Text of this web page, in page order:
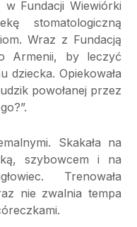
Fundacji Wiewiórki
stomatologiczną
Wraz z Fundacją
Armenii, by leczyć
dziecka. Opiekowała
powołanej przez
Skakała na
szybowcem i na
Trenowała
nie zwalnia tempa